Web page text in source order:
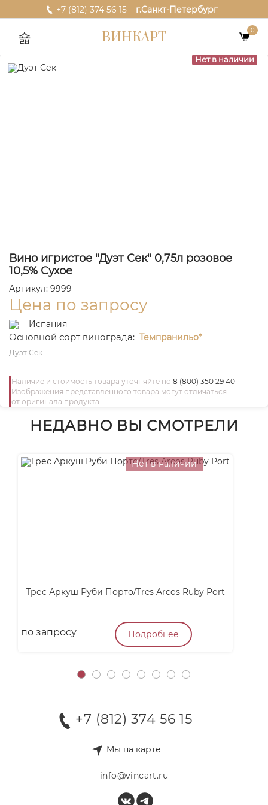
+7 (812) 374 56 15 г.Санкт-Петербург
ВИНКАРТ 0
Нет в наличии
Вино игристое "Дуэт Сек" 0,75л розовое
10,5% Сухое
Артикул: 9999
Цена по запросу
Испания
Основной сорт винограда: Темпранильо*
Дуэт Сек
Наличие и стоимость товара уточняйте по 8 (800) 350 29 40
Изображения представленного товара могут отличаться
от оригинала продукта
НЕДАВНО ВЫ СМОТРЕЛИ
Нет в наличии
Трес Аркуш Руби Порто/Tres Arcos Ruby Port
по запросу Подробнее
+7 (812) 374 56 15
Мы на карте
info@vincart.ru